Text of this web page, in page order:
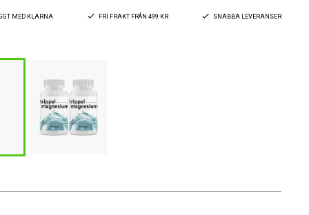
MED KLARNA FRI FRAKT FRÅN 499 KR SNABBA LEVERANSER